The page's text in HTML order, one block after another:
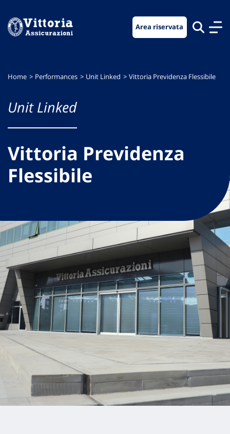
menu
contenuto
footer
Area riservata
Home Performances Unit Linked Vittoria Previdenza Flessibile
Unit Linked
Vittoria Previdenza
Flessibile